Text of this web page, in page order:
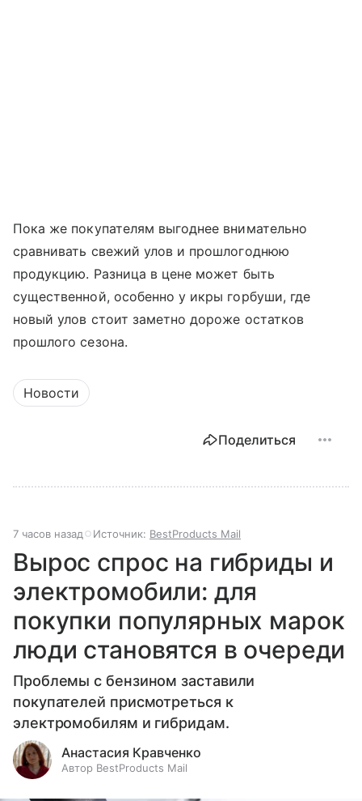
Пока же покупателям выгоднее внимательно
сравнивать свежий улов и прошлогоднюю
продукцию. Разница в цене может быть
существенной, особенно у икры горбуши, где
новый улов стоит заметно дороже остатков
прошлого сезона.
Новости
Поделиться
7 часов назад Источник: BestProducts Mail
Вырос спрос на гибриды и
электромобили: для
покупки популярных марок
люди становятся в очереди
Проблемы с бензином заставили
покупателей присмотреться к
электромобилям и гибридам.
Анастасия Кравченко
Автор BestProducts Mail